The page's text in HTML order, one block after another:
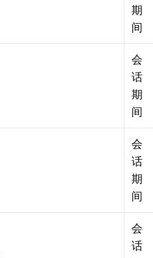
期
间
会
话
期
间
会
话
期
间
会
话